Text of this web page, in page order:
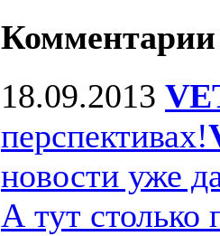
Комментарии
18.09.2013
перспективах!
новости уже
А тут